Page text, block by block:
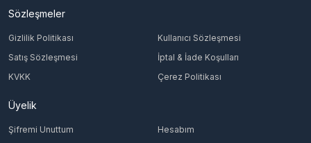
Sözleşmeler
Gizlilik Politikası
Kullanıcı Sözleşmesi
Satış Sözleşmesi
İptal & İade Koşulları
KVKK
Çerez Politikası
Üyelik
Şifremi Unuttum
Hesabım